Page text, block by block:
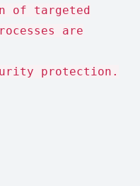
of targeted
are
protection.